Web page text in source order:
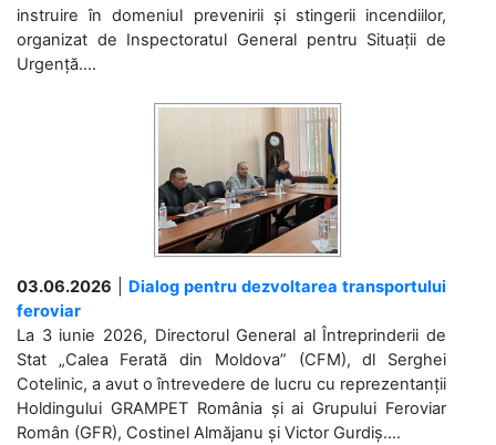
instruire în domeniul prevenirii și stingerii incendiilor,
organizat de Inspectoratul General pentru Situații de
Urgență....
03.06.2026
Dialog pentru dezvoltarea transportului
feroviar
La 3 iunie 2026, Directorul General al Întreprinderii de
Stat „Calea Ferată din Moldova” (CFM), dl Serghei
Cotelinic, a avut o întrevedere de lucru cu reprezentanții
Holdingului GRAMPET România și ai Grupului Feroviar
Român (GFR), Costinel Almăjanu și Victor Gurdiș....